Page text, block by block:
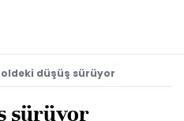
düşüş sürüyor
sürüyor